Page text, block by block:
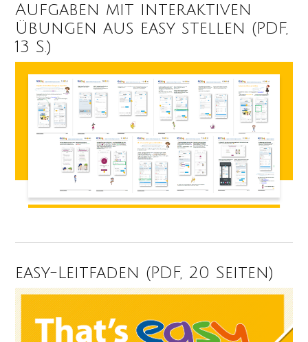
Aufgaben mit interaktiven
Übungen aus easy stellen (PDF,
13 S.)
easy-Leitfaden (PDF, 20 Seiten)